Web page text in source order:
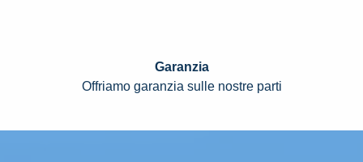
Garanzia
Offriamo garanzia sulle nostre parti